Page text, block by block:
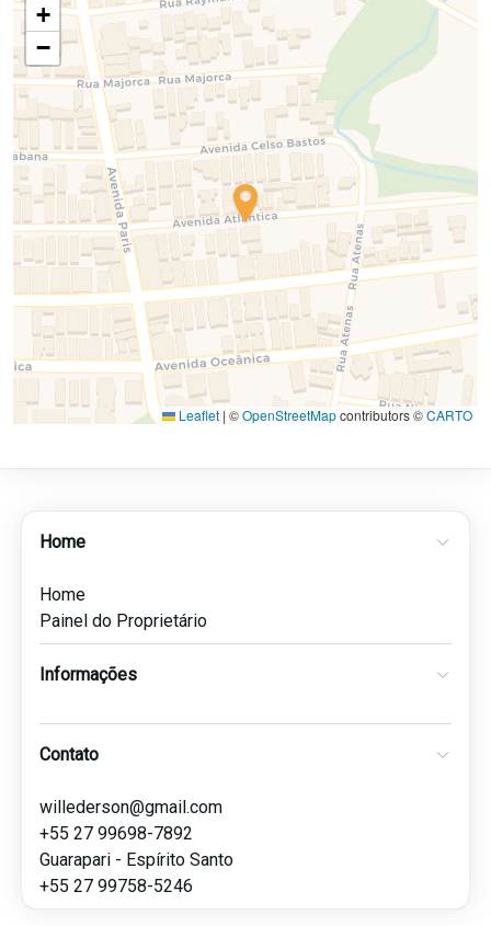
+
−
Leaflet | ©OpenStreetMapcontributors ©CARTO
Home
Home
Painel do Proprietário
Informações
Contato
willederson@gmail.com
+55 27 99698-7892
Guarapari - Espírito Santo
+55 27 99758-5246